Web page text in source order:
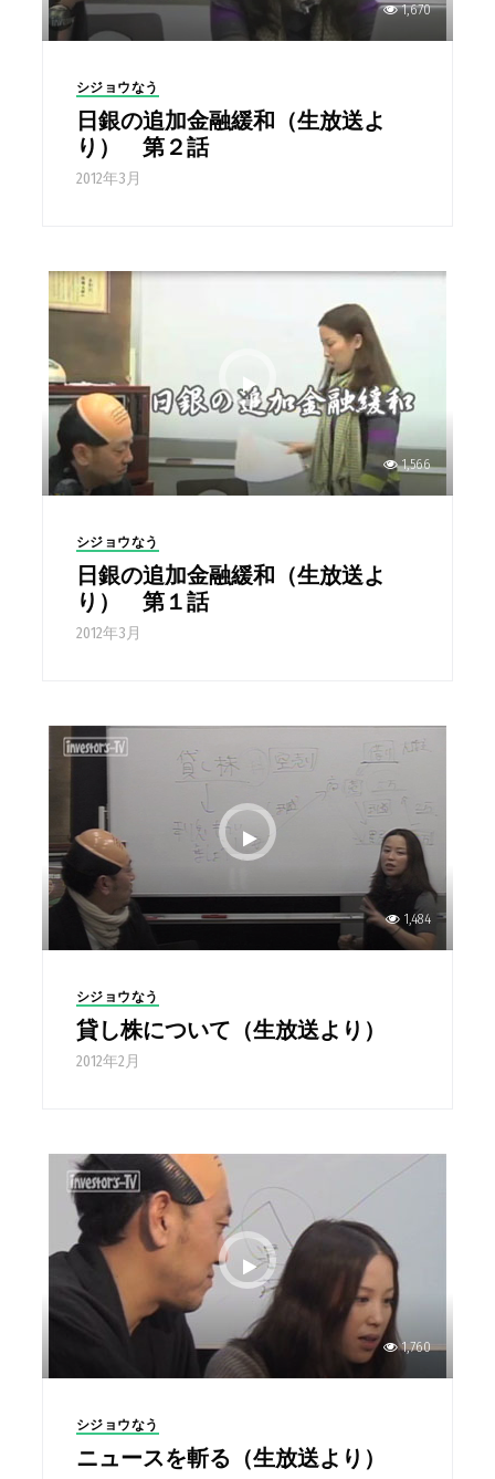
1,670
シジョウなう
日銀の追加金融緩和（生放送よ
り） 第２話
2012年3月
1,566
シジョウなう
日銀の追加金融緩和（生放送よ
り） 第１話
2012年3月
1,484
シジョウなう
貸し株について（生放送より）
2012年2月
1,760
シジョウなう
ニュースを斬る（生放送より）